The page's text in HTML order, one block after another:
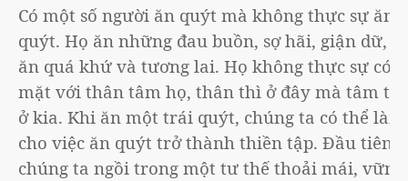
Có một số người ăn quýt mà không thực sự ăn
quýt. Họ ăn những đau buồn, sợ hãi, giận dữ,
ăn quá khứ và tương lai. Họ không thực sự có
mặt với thân tâm họ, thân thì ở đây mà tâm thì
ở kia. Khi ăn một trái quýt, chúng ta có thể làm
cho việc ăn quýt trở thành thiền tập. Đầu tiên
chúng ta ngồi trong một tư thế thoải mái, vững